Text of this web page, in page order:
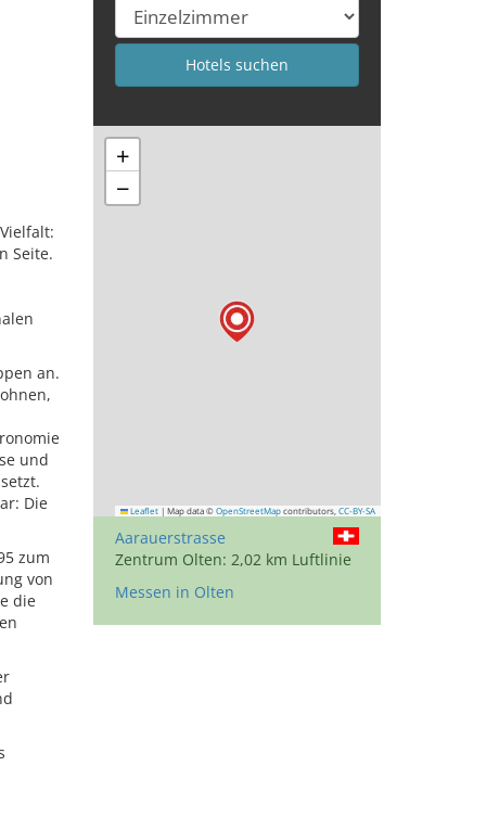
Seite.
an.
und
Die
zum
von
die
+
−
Leaflet | Map data © OpenStreetMap contributors, CC-BY-SA
Aarauerstrasse
Zentrum Olten: 2,02 km Luftlinie
Messen in Olten